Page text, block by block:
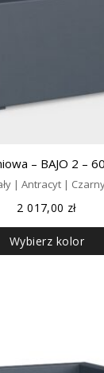
– BAJO 2 –
| Antracyt |
2 017,00 zł
Wybierz kolor